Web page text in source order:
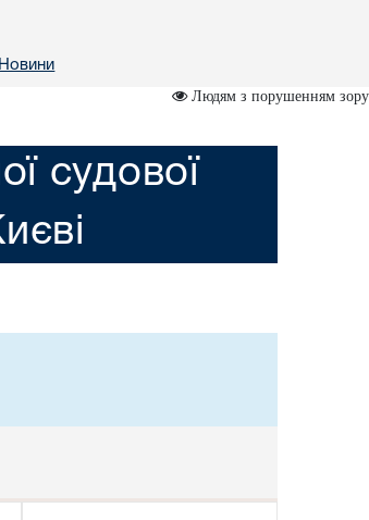
Новини
Людям з порушенням зору
судової